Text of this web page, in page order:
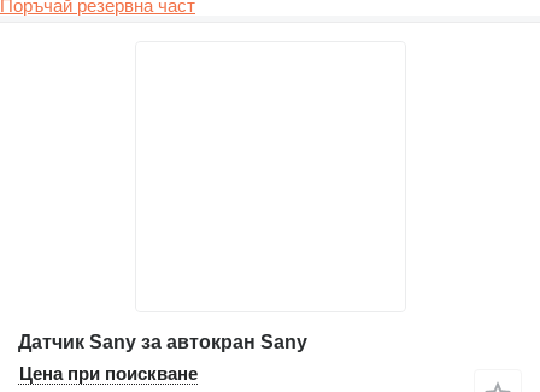
Поръчай резервна част
Датчик Sany за автокран Sany
Цена при поискване